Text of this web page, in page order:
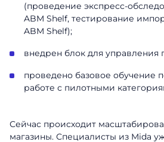
(проведение экспресс-
ABM Shelf, тестирование
ABM Shelf);
внедрен блок для управления
проведено базовое обучение
работе с пилотными
Сейчас происходит
магазины. Специалисты из Mida